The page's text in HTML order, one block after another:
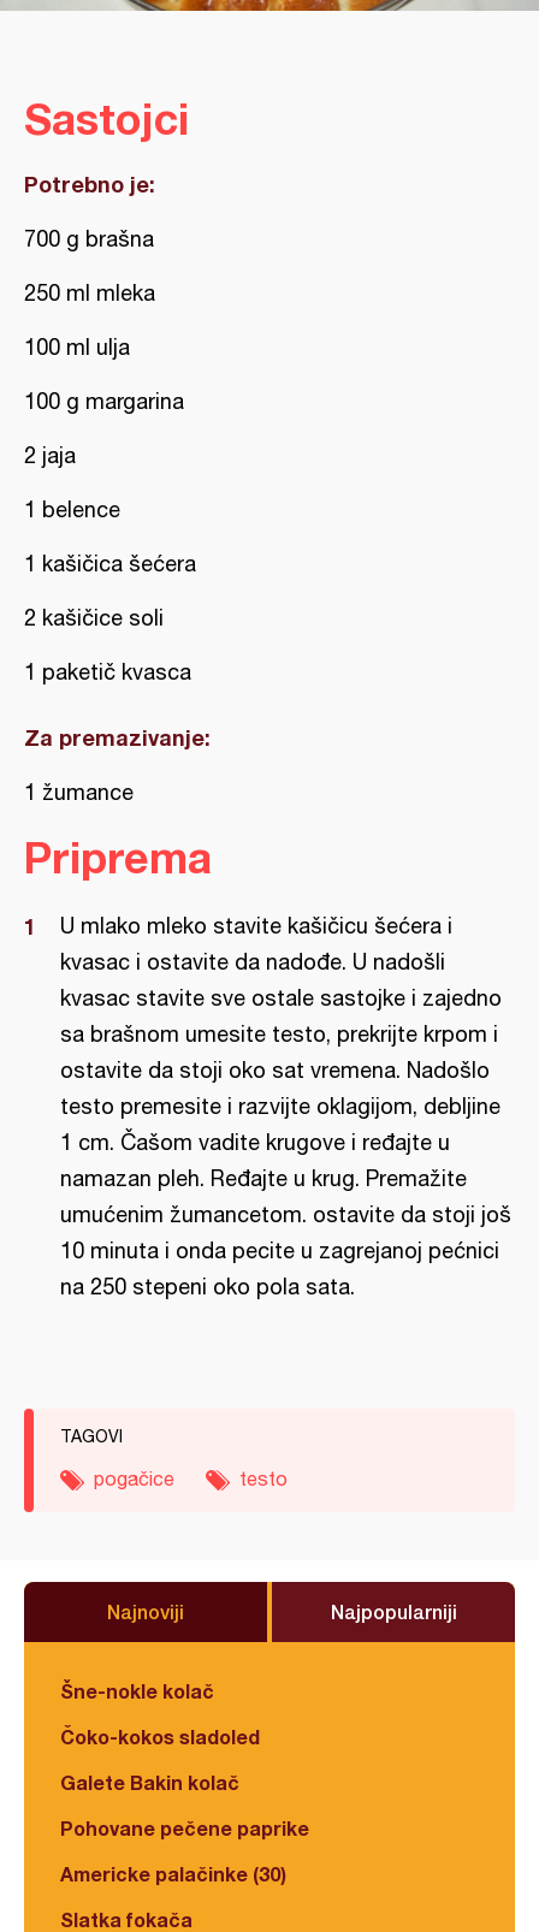
Sastojci
Potrebno je:
700 g brašna
250 ml mleka
100 ml ulja
100 g margarina
2 jaja
1 belence
1 kašičica šećera
2 kašičice soli
1 paketič kvasca
Za premazivanje:
1 žumance
Priprema
U mlako mleko stavite kašičicu šećera i
kvasac i ostavite da nadođe. U nadošli
kvasac stavite sve ostale sastojke i zajedno
sa brašnom umesite testo, prekrijte krpom i
ostavite da stoji oko sat vremena. Nadošlo
testo premesite i razvijte oklagijom, debljine
1 cm. Čašom vadite krugove i ređajte u
namazan pleh. Ređajte u krug. Premažite
umućenim žumancetom. ostavite da stoji još
10 minuta i onda pecite u zagrejanoj pećnici
na 250 stepeni oko pola sata.
TAGOVI
pogačice testo
Najnoviji Najpopularniji
Šne-nokle kolač
Čoko-kokos sladoled
Galete Bakin kolač
Pohovane pečene paprike
Americke palačinke (30)
Slatka fokača